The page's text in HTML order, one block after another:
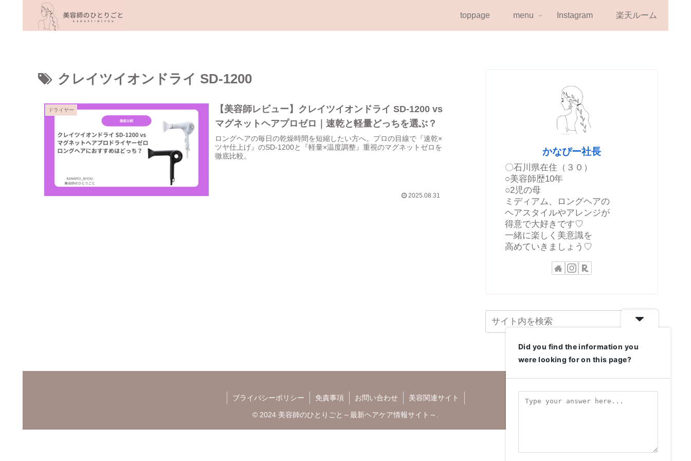
toppage menu Instagram 楽天ルーム
クレイツイオンドライ SD-1200
ドライヤー
【美容師レビュー】クレイツイオンドライ SD-1200 vs
マグネットヘアプロゼロ｜速乾と軽量どっちを選ぶ？
ロングヘアの毎日の乾燥時間を短縮したい方へ。プロの目線で『速乾×
ツヤ仕上げ』のSD-1200と『軽量×温度調整』重視のマグネットゼロを
徹底比較。
2025.08.31
かなぴー社長
〇石川県在住（３０）
○美容師歴10年
○2児の母
ミディアム、ロングヘアの
ヘアスタイルやアレンジが
得意で大好きです♡
一緒に楽しく美意識を
高めていきましょう♡
ブライバシーポリシー 免責事項 お問い合わせ 美容関連サイト
© 2024 美容師のひとりごと～最新ヘアケア情報サイト～.
Did you find the information you
were looking for on this page?